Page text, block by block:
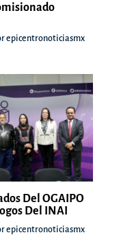
epicentronoticiasmx
Del OGAIPO
Del INAI
epicentronoticiasmx